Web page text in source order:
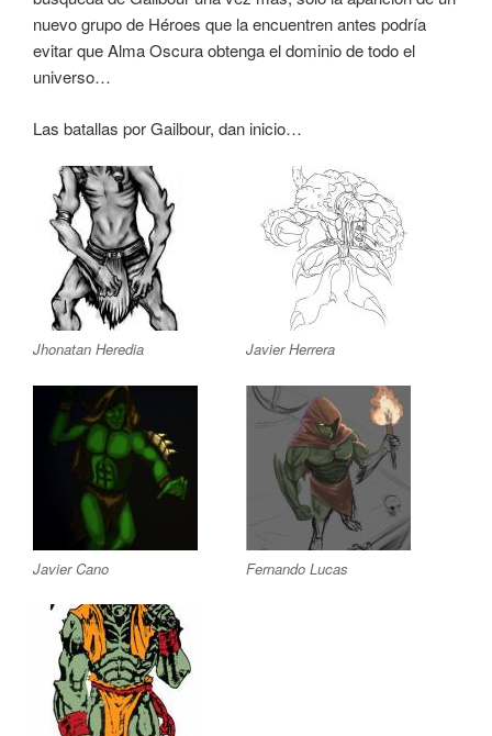
nuevo grupo de Héroes que la encuentren antes podría
evitar que Alma Oscura obtenga el dominio de todo el
universo…
Las batallas por Gailbour, dan inicio…
Jhonatan Heredia Javier Herrera
Javier Cano Fernando Lucas